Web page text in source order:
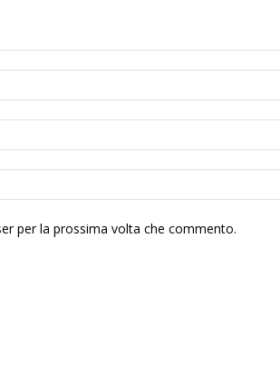
per la prossima volta che commento.